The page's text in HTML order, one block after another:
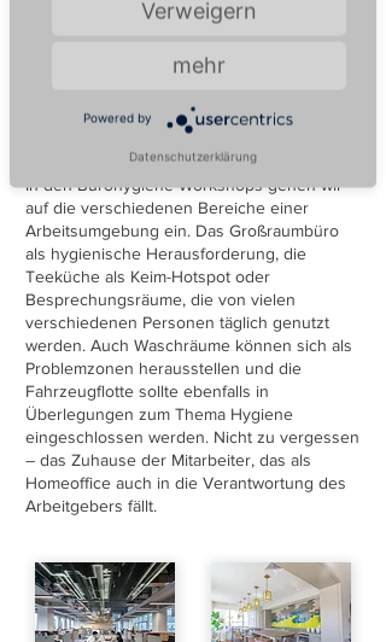
Hygiene am Arbeitsplatz
In den Bürohygiene-Workshops gehen wir
auf die verschiedenen Bereiche einer
Arbeitsumgebung ein. Das Großraumbüro
als hygienische Herausforderung, die
Teeküche als Keim-Hotspot oder
Besprechungsräume, die von vielen
verschiedenen Personen täglich genutzt
werden. Auch Waschräume können sich als
Problemzonen herausstellen und die
Fahrzeugflotte sollte ebenfalls in
Überlegungen zum Thema Hygiene
eingeschlossen werden. Nicht zu vergessen
– das Zuhause der Mitarbeiter, das als
Homeoffice auch in die Verantwortung des
Arbeitgebers fällt.
Verweigern
mehr
Powered by
Datenschutzerklärung